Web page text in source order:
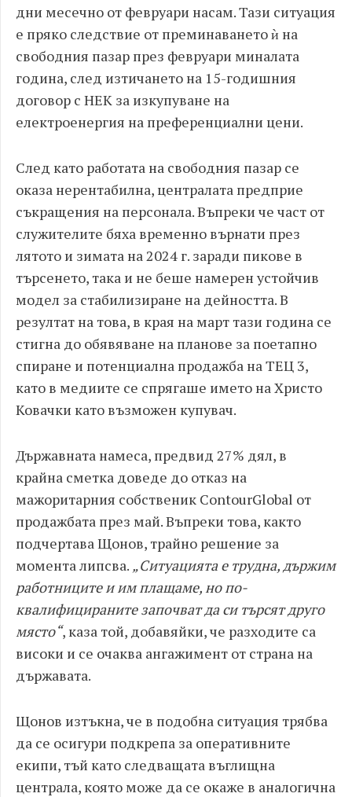
дни месечно от февруари насам. Тази ситуация
е пряко следствие от преминаването ѝ на
свободния пазар през февруари миналата
година, след изтичането на 15-годишния
договор с НЕК за изкупуване на
електроенергия на преференциални цени.
След като работата на свободния пазар се
оказа нерентабилна, централата предприе
съкращения на персонала. Въпреки че част от
служителите бяха временно върнати през
лятото и зимата на 2024 г. заради пикове в
търсенето, така и не беше намерен устойчив
модел за стабилизиране на дейността. В
резултат на това, в края на март тази година се
стигна до обявяване на планове за поетапно
спиране и потенциална продажба на ТЕЦ 3,
като в медиите се спрягаше името на Христо
Ковачки като възможен купувач.
Държавната намеса, предвид 27% дял, в
крайна сметка доведе до отказ на
мажоритарния собственик ContourGlobal от
продажбата през май. Въпреки това, както
подчертава Щонов, трайно решение за
момента липсва. „Ситуацията е трудна, държим
работниците и им плащаме, но по-
квалифицираните започват да си търсят друго
място“, каза той, добавяйки, че разходите са
високи и се очаква ангажимент от страна на
държавата.
Щонов изтъкна, че в подобна ситуация трябва
да се осигури подкрепа за оперативните
екипи, тъй като следващата въглищна
централа, която може да се окаже в аналогична